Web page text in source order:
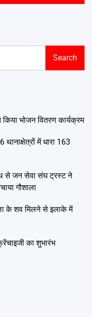
Search
भोजन वितरण कार्यक्रम
में धारा 163
से जन सेवा संघ ट्रस्ट ने
गौशाला
के शव मिलने से इलाके में
का शुभारंभ